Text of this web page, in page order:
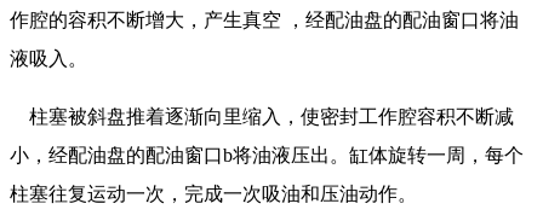
作腔的容积不断增大，产生真空 ，经配油盘的配油窗口将油
液吸入。
柱塞被斜盘推着逐渐向里缩入，使密封工作腔容积不断减
小，经配油盘的配油窗口b将油液压出。缸体旋转一周，每个
柱塞往复运动一次，完成一次吸油和压油动作。